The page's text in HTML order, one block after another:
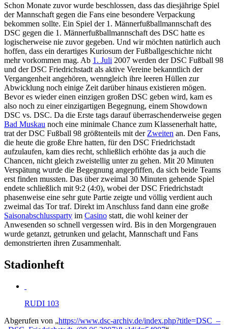
Schon Monate zuvor wurde beschlossen, dass das diesjährige Spiel
der Mannschaft gegen die Fans eine besondere Verpackung
bekommen sollte. Ein Spiel der 1. Männerfußballmannschaft des
DSC gegen die 1. Männerfußballmannschaft des DSC hatte es
logischerweise nie zuvor gegeben. Und wir möchten natürlich auch
hoffen, dass ein derartiges Kuriosum der Fußballgeschichte nicht
mehr vorkommen mag. Ab 1. Juli 2007 werden der DSC Fußball 98
und der DSC Friedrichstadt als aktive Vereine bekanntlich der
Vergangenheit angehören, wenngleich ihre leeren Hüllen zur
Abwicklung noch einige Zeit darüber hinaus existieren mögen.
Bevor es wieder einen einzigen großen DSC geben wird, kam es
also noch zu einer einzigartigen Begegnung, einem Showdown
DSC vs. DSC. Da die Erste tags darauf überraschenderweise gegen
Bad Muskau noch eine minimale Chance zum Klassenerhalt hatte,
trat der DSC Fußball 98 größtenteils mit der Zweiten an. Den Fans,
die heute die große Ehre hatten, für den DSC Friedrichstadt
aufzulaufen, kam dies recht, schließlich erhöhte das ja auch die
Chancen, nicht gleich zweistellig unter zu gehen. Mit 20 Minuten
Verspätung wurde die Begegnung angepfiffen, da sich beide Teams
erst finden mussten. Das über zweimal 30 Minuten gehende Spiel
endete schließlich mit 9:2 (4:0), wobei der DSC Friedrichstadt
phasenweise eine sehr gute Partie zeigte und völlig verdient auch
zweimal das Tor traf. Direkt im Anschluss fand dann eine große
Saisonabschlussparty im Casino statt, die wohl keiner der
Anwesenden so schnell vergessen wird. Bis in den Morgengrauen
wurde getanzt, getrunken und gelacht, Mannschaft und Fans
demonstrierten ihren Zusammenhalt.
Stadionheft
RUDI 103
Abgerufen von „https://www.dsc-archiv.de/index.php?title=DSC_–